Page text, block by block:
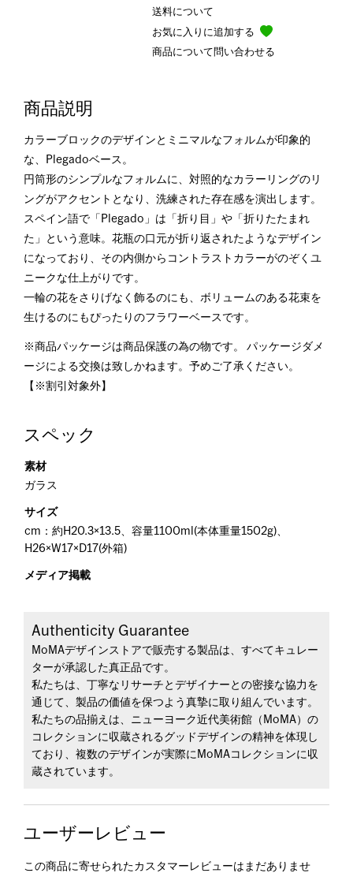
送料について
お気に入りに追加する
商品について問い合わせる
商品説明
カラーブロックのデザインとミニマルなフォルムが印象的
な、Plegadoベース。
円筒形のシンプルなフォルムに、対照的なカラーリングのリ
ングがアクセントとなり、洗練された存在感を演出します。
スペイン語で「Plegado」は「折り目」や「折りたたまれ
た」という意味。花瓶の口元が折り返されたようなデザイン
になっており、その内側からコントラストカラーがのぞくユ
ニークな仕上がりです。
一輪の花をさりげなく飾るのにも、ボリュームのある花束を
生けるのにもぴったりのフラワーベースです。
※商品パッケージは商品保護の為の物です。 パッケージダメ
ージによる交換は致しかねます。予めご了承ください。
【※割引対象外】
スペック
素材
ガラス
サイズ
cm：約H20.3×13.5、容量1100ml(本体重量1502g)、
H26×W17×D17(外箱)
メディア掲載
Authenticity Guarantee
MoMAデザインストアで販売する製品は、すべてキュレー
ターが承認した真正品です。
私たちは、丁寧なリサーチとデザイナーとの密接な協力を
通じて、製品の価値を保つよう真摯に取り組んでいます。
私たちの品揃えは、ニューヨーク近代美術館（MoMA）の
コレクションに収蔵されるグッドデザインの精神を体現し
ており、複数のデザインが実際にMoMAコレクションに収
蔵されています。
ユーザーレビュー
この商品に寄せられたカスタマーレビューはまだありませ